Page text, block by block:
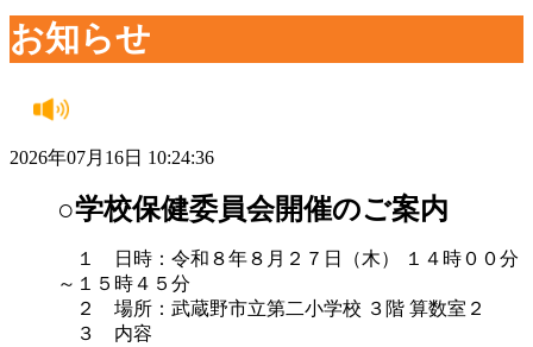
お知らせ
2026年07月16日 10:24:36
○学校保健委員会開催のご案内
１ 日時：令和８年８月２７日（木） １４時００分
～１５時４５分
２ 場所：武蔵野市立第二小学校 ３階 算数室２
３ 内容